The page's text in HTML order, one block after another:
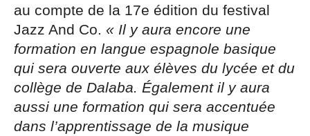
au compte de la 17e édition du festival
Jazz And Co. « Il y aura encore une
formation en langue espagnole basique
qui sera ouverte aux élèves du lycée et du
collège de Dalaba. Également il y aura
aussi une formation qui sera accentuée
dans l’apprentissage de la musique